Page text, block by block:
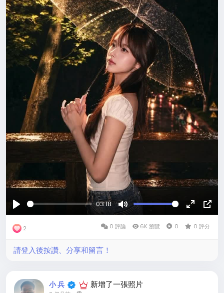
玩
03:18
沉
默
全
螢
畫
中
2 0 評論 6K 瀏覽 0 0 評分
請登入後按讚、分享和留言！
小 兵 新增了一張照片